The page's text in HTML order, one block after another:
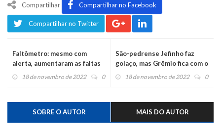
Compartilhar Compartilhar no Facebook
Compartilhar no Twitter
Faltômetro: mesmo com
alerta, aumentaram as faltas
em consultas e exames
18 de novembro de 2022 0
São-pedrense Jefinho faz
golaço, mas Grêmio fica com o
vice no Brasileiro Sub 17
18 de novembro de 2022 0
SOBRE O AUTOR MAIS DO AUTOR